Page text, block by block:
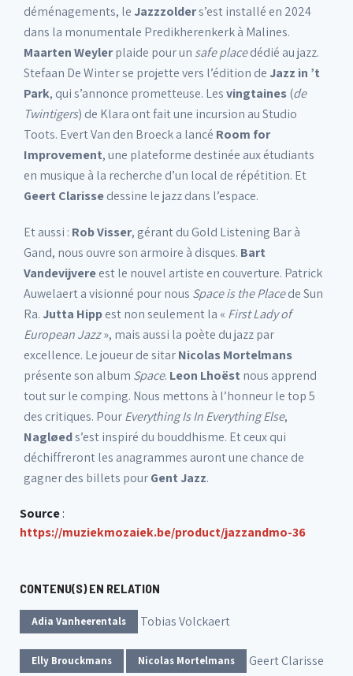
déménagements, le Jazzzolders’est installé en 2024
dans la monumentale Predikherenkerk à Malines.
Maarten Weylerplaide pour un safe placedédié au jazz.
Stefaan De Winter se projette vers l’édition de Jazz in ’t
Park, qui s’annonce prometteuse. Lesvingtaines(de
Twintigers) de Klara ont fait une incursion au Studio
Toots. Evert Van den Broeck a lancé Room for
Improvement, une plateforme destinée aux étudiants
en musique à la recherche d’un local de répétition. Et
Geert Clarissedessine le jazz dans l’espace.
Et aussi : Rob Visser, gérant du Gold Listening Bar à
Gand, nous ouvre son armoire à disques. Bart
Vandevijvereest le nouvel artiste en couverture. Patrick
Auwelaert a visionné pour nous Space is the Placede Sun
Ra. Jutta Hippest non seulement la « First Lady of
European Jazz», mais aussi la poète du jazz par
excellence. Le joueur de sitarNicolas Mortelmans
présente son album Space. Leon Lhoëst nous apprend
tout sur le comping. Nous mettons à l’honneur le top 5
des critiques. PourEverything Is In Everything Else,
Nagløeds’est inspiré du bouddhisme. Et ceux qui
déchiffreront les anagrammes auront une chance de
gagner des billets pourGent Jazz.
Source:
https://muziekmozaiek.be/product/jazzandmo-36
CONTENU(S) EN RELATION
Adia Vanheerentals Tobias Volckaert
Elly Brouckmans Nicolas Mortelmans Geert Clarisse